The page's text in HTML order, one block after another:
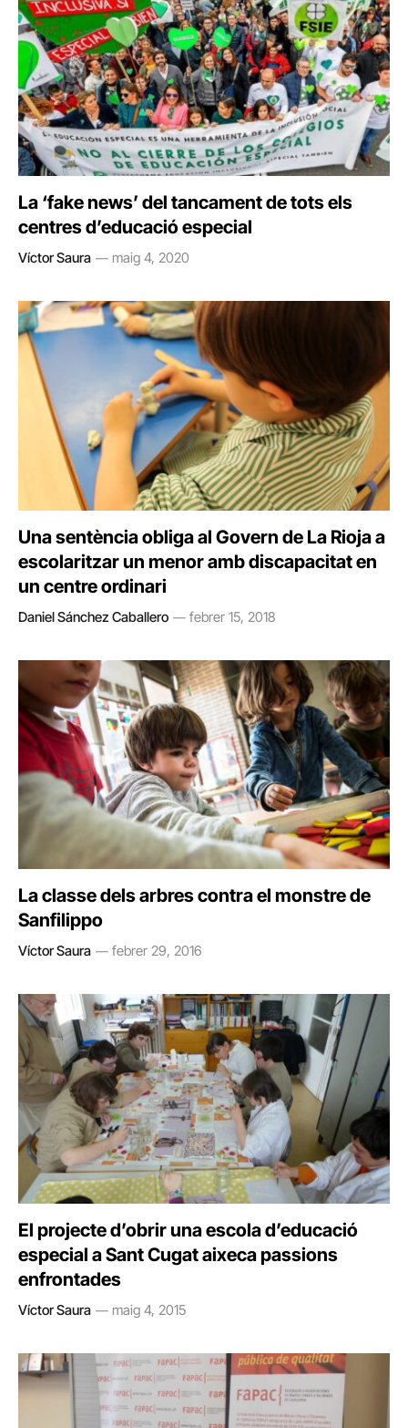
La ‘fake news’ del tancament de tots els
centres d’educació especial
Víctor Saura maig 4, 2020
Una sentència obliga al Govern de La Rioja a
escolaritzar un menor amb discapacitat en
un centre ordinari
Daniel Sánchez Caballero febrer 15, 2018
La classe dels arbres contra el monstre de
Sanfilippo
Víctor Saura febrer 29, 2016
El projecte d’obrir una escola d’educació
especial a Sant Cugat aixeca passions
enfrontades
Víctor Saura maig 4, 2015